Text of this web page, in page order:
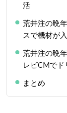
活
荒井注の晩
スで機材が
荒井注の晩
レビCMで
まとめ